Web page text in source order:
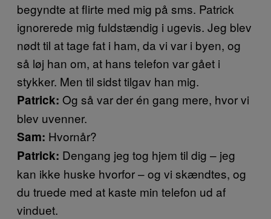
begyndte at flirte med mig på sms. Patrick
ignorerede mig fuldstændig i ugevis. Jeg blev
nødt til at tage fat i ham, da vi var i byen, og
så løj han om, at hans telefon var gået i
stykker. Men til sidst tilgav han mig.
Patrick: Og så var der én gang mere, hvor vi
blev uvenner.
Sam: Hvornår?
Patrick: Dengang jeg tog hjem til dig – jeg
kan ikke huske hvorfor – og vi skændtes, og
du truede med at kaste min telefon ud af
vinduet.